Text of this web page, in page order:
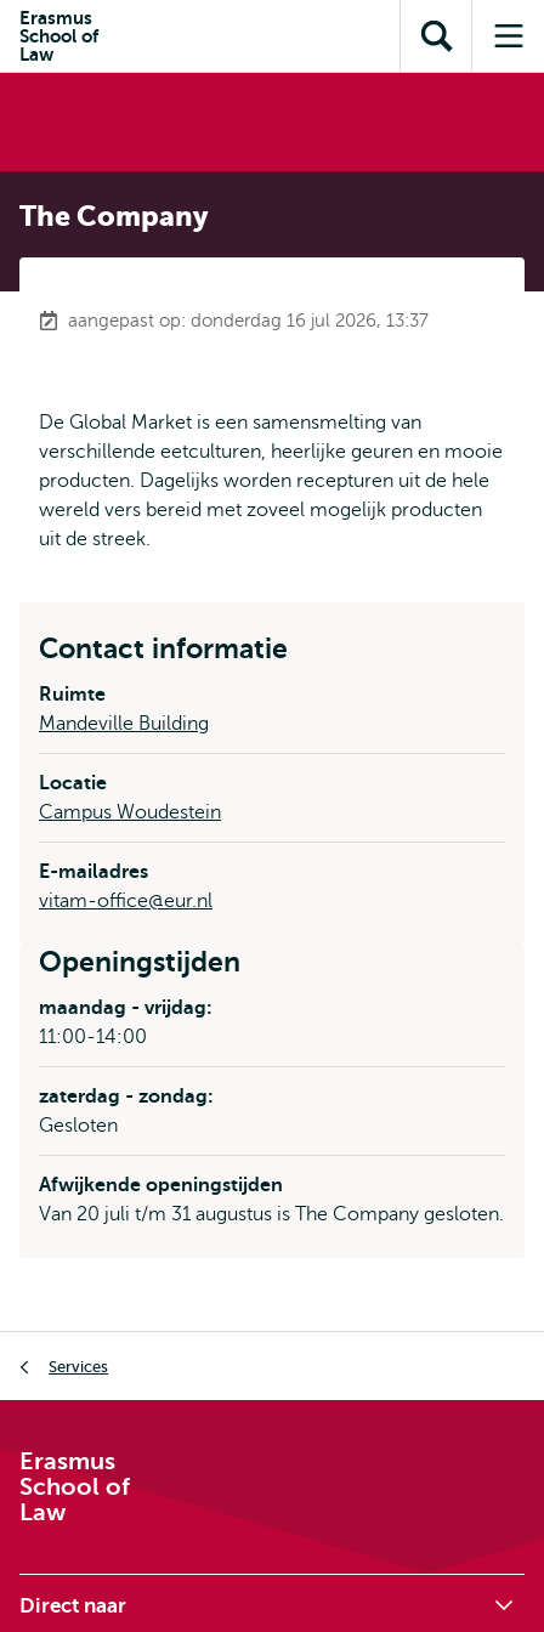
inhoud
Direct naar
subnavigatie
Erasmus
School of
Law
Toon
zoekveld
The Company
aangepast op: donderdag 16 jul 2026, 13:37
De Global Market is een samensmelting van
verschillende eetculturen, heerlijke geuren en mooie
producten. Dagelijks worden recepturen uit de hele
wereld vers bereid met zoveel mogelijk producten
uit de streek.
Contact informatie
Ruimte
Mandeville Building
Locatie
Campus Woudestein
E-mailadres
vitam-office@eur.nl
Openingstijden
maandag - vrijdag:
11:00-14:00
zaterdag - zondag:
Gesloten
Afwijkende openingstijden
Van 20 juli t/m 31 augustus is The Company gesloten.
Services
Erasmus
School of
Law
Direct naar